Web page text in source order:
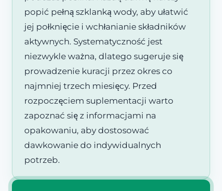
popić pełną szklanką wody, aby ułatwić
jej połknięcie i wchłanianie składników
aktywnych. Systematyczność jest
niezwykle ważna, dlatego sugeruje się
prowadzenie kuracji przez okres co
najmniej trzech miesięcy. Przed
rozpoczęciem suplementacji warto
zapoznać się z informacjami na
opakowaniu, aby dostosować
dawkowanie do indywidualnych
potrzeb.